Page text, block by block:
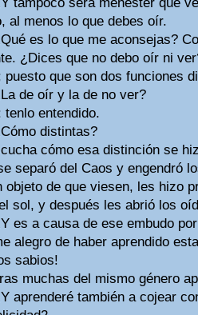
al menos lo que debes oír.
es lo que me aconsejas?
¿Dices que no debo oír ni
puesto que son dos funciones
de oír y la de no ver?
entendido.
distintas?
cómo esa distinción se
separó del Caos y engendró
objeto de que viesen, les hizo
sol, y después les abrió los
es a causa de ese embudo
alegro de haber aprendido
sabios!
muchas del mismo género
aprenderé también a cojear